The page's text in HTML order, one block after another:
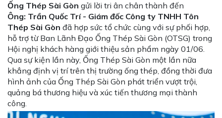
Ống Thép Sài Gòn gửi lời tri ân chân thành đến
Ông: Trần Quốc Trí - Giám đốc Công ty TNHH Tôn
Thép Sài Gòn đã hợp sức tổ chức cùng với sự phối hợp,
hỗ trợ từ Ban Lãnh Đạo Ống Thép Sài Gòn (OTSG) trong
Hội nghị khách hàng giới thiệu sản phẩm ngày 01/06.
Qua sự kiện lần này, Ống Thép Sài Gòn một lần nữa
khẳng định vị trí trên thị trường ống thép, đồng thời đưa
hình ảnh của Ống Thép Sài Gòn phát triển vượt trội,
quảng bá thương hiệu và xúc tiến thương mại thành
công.